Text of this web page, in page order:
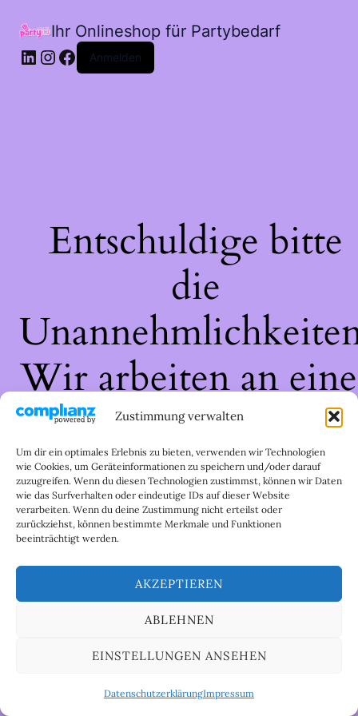
Zustimmung verwalten
Um dir ein optimales Erlebnis zu bieten, verwenden wir Technologien
wie Cookies, um Geräteinformationen zu speichern und/oder darauf
zuzugreifen. Wenn du diesen Technologien zustimmst, können wir Daten
wie das Surfverhalten oder eindeutige IDs auf dieser Website
verarbeiten. Wenn du deine Zustimmung nicht erteilst oder
zurückziehst, können bestimmte Merkmale und Funktionen
beeinträchtigt werden.
AKZEPTIEREN
ABLEHNEN
EINSTELLUNGEN ANSEHEN
DatenschutzerklärungImpressum
Ihr Onlineshop für Partybedarf
LinkedIn
Instagram
Facebook
Anmelden
Entschuldige bitte
die
Wir arbeiten an
großartigen Sache
schau bald wieder
vorbei!